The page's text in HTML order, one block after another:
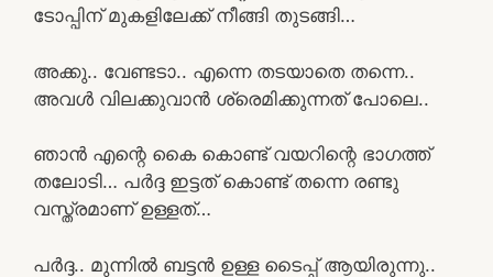
ടോപ്പിന് മുകളിലേക്ക് നീങ്ങി തുടങ്ങി…
അക്കു.. വേണ്ടടാ.. എന്നെ തടയാതെ തന്നെ..
അവൾ വിലക്കുവാൻ ശ്രെമിക്കുന്നത് പോലെ..
ഞാൻ എന്റെ കൈ കൊണ്ട് വയറിന്റെ ഭാഗത്ത്‌
തലോടി… പർദ്ദ ഇട്ടത് കൊണ്ട് തന്നെ രണ്ടു
വസ്ത്രമാണ് ഉള്ളത്…
പർദ്ദ.. മുന്നിൽ ബട്ടൻ ഉള്ള ടൈപ്പ് ആയിരുന്നു..